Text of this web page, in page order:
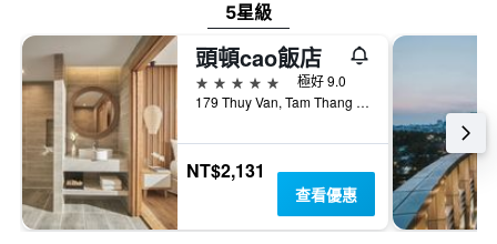
內
找
到
的
本
週
末
房
間
平
1
條
Y
軸，
顯
示
間
的
平
5星級
頭頓cao飯店
5星級
極好 9.0
179 Thuy Van, Tam Thang Ward, 頭頓, 越南
NT$2,131
查看優惠